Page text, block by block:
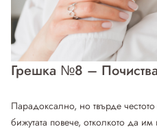
Грешка №8 –
Парадоксално, но твърде
бижутата повече, отколкото да им